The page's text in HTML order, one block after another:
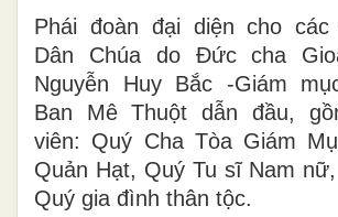
Phái đoàn đại diện cho các
Dân Chúa do Đức cha
Nguyễn Huy Bắc -Giám
Ban Mê Thuột dẫn đầu,
viên: Quý Cha Tòa Giám
Quản Hạt, Quý Tu sĩ Nam
Quý gia đình thân tộc.